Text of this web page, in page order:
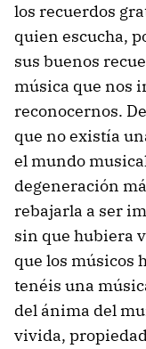
los recuerdos
quien escucha,
sus buenos
música que nos
reconocernos.
que no existía
el mundo
degeneración
rebajarla a ser
sin que hubiera
que los músicos
tenéis una
del ánima del
vivida,